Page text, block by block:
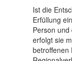
Ist die
Erfüllung
Person
erfolgt sie
betroffenen